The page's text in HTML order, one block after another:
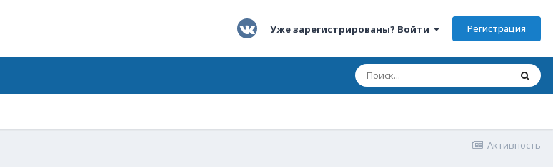
Уже зарегистрированы? Войти Регистрация
Активность